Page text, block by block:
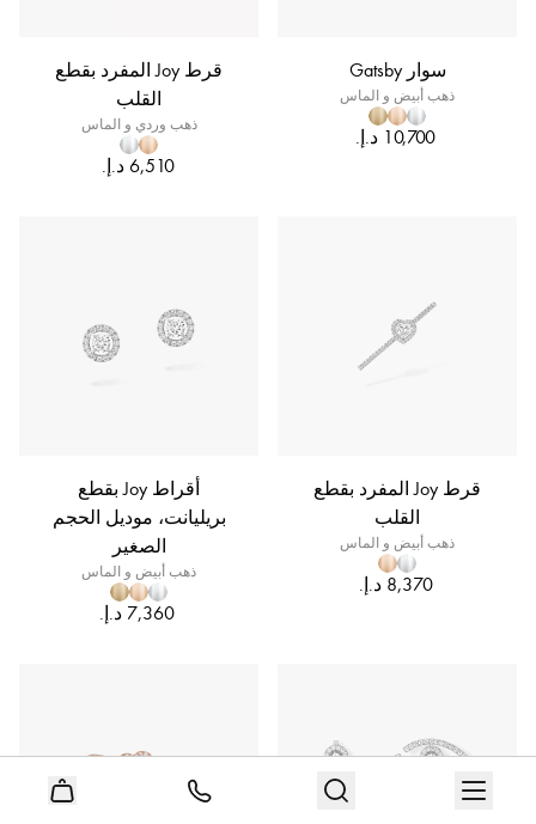
سوار Gatsby
ذهب أبيض و الماس
‏10,700 د.إ.‏
قرط Joy المفرد بقطع
القلب
ذهب وردي و الماس
‏6,510 د.إ.‏
قرط Joy المفرد بقطع
القلب
ذهب أبيض و الماس
‏8,370 د.إ.‏
أقراط Joy بقطع
بريليانت، موديل الحجم
الصغير
ذهب أبيض و الماس
‏7,360 د.إ.‏